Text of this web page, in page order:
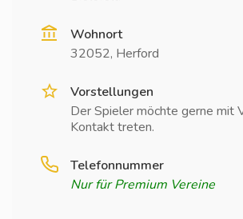
Wohnort
32052, Herford
Vorstellungen
Der Spieler möchte gerne mit
Kontakt treten.
Telefonnummer
Nur für Premium Vereine